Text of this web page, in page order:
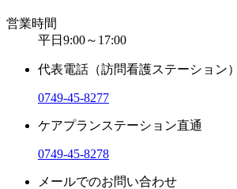
営業時間
平日9:00～17:00
代表電話（訪問看護ステーション）
0749-45-8277
ケアプランステーション直通
0749-45-8278
メールでのお問い合わせ